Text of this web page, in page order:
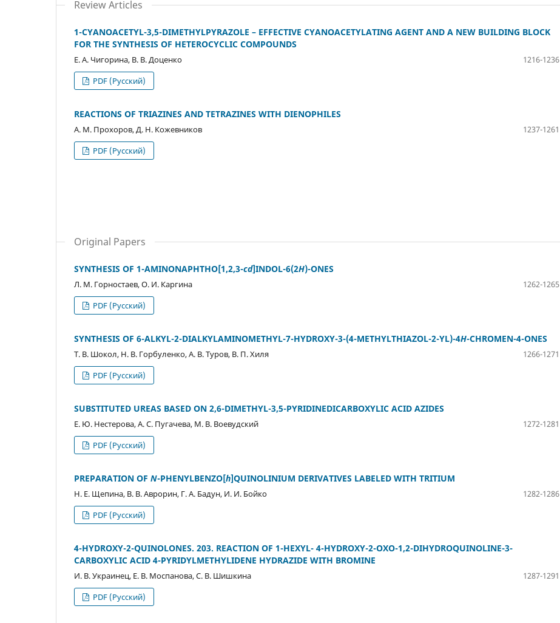
Review Articles
1-CYANOACETYL-3,5-DIMETHYLPYRAZOLE – EFFECTIVE CYANOACETYLATING AGENT AND A NEW BUILDING BLOCK
FOR THE SYNTHESIS OF HETEROCYCLIC COMPOUNDS
Е. А. Чигорина, В. В. Доценко
1216-1236
PDF (Русский)
REACTIONS OF TRIAZINES AND TETRAZINES WITH DIENOPHILES
А. М. Прохоров, Д. Н. Кожевников
1237-1261
PDF (Русский)
Original Papers
SYNTHESIS OF 1-AMINONAPHTHO[1,2,3-cd]INDOL-6(2H)-ONES
Л. М. Горностаев, О. И. Каргина
1262-1265
PDF (Русский)
SYNTHESIS OF 6-ALKYL-2-DIALKYLAMINOMETHYL-7-HYDROXY-3-(4-METHYLTHIAZOL-2-YL)-4H-CHROMEN-4-ONES
Т. В. Шокол, Н. В. Горбуленко, А. В. Туров, В. П. Хиля
1266-1271
PDF (Русский)
SUBSTITUTED UREAS BASED ON 2,6-DIMETHYL-3,5-PYRIDINEDICARBOXYLIC ACID AZIDES
Е. Ю. Нестерова, А. С. Пугачева, М. В. Воевудский
1272-1281
PDF (Русский)
PREPARATION OF N-PHENYLBENZO[h]QUINOLINIUM DERIVATIVES LABELED WITH TRITIUM
Н. Е. Щепина, В. В. Аврорин, Г. А. Бадун, И. И. Бойко
1282-1286
PDF (Русский)
4-HYDROXY-2-QUINOLONES. 203. REACTION OF 1-HEXYL- 4-HYDROXY-2-OXO-1,2-DIHYDROQUINOLINE-3-
CARBOXYLIC ACID 4-PYRIDYLMETHYLIDENE HYDRAZIDE WITH BROMINE
И. В. Украинец, Е. В. Моспанова, С. В. Шишкина
1287-1291
PDF (Русский)